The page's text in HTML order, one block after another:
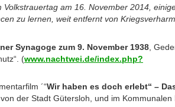
am 16. November 2014,
zu lernen, weit entfernt von
Synagoge zum 9. November 1938 ,
(www.nachtwei.de/index.php?
´“Wir haben es doch erlebt“ –
der Stadt Gütersloh, und im Kommunalen